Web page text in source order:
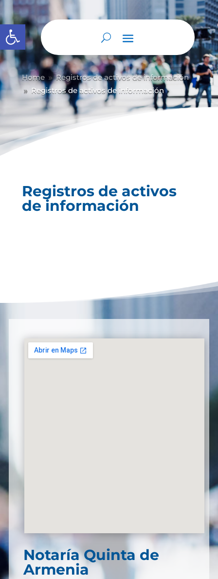
Abrir barra de herramientas
Home 9 Registros de activos de información
9 Registros de activos de información
Registros de activos
de información
Notaría Quinta de
Armenia